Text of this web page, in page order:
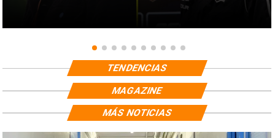
TENDENCIAS
MAGAZINE
MÁS NOTICIAS